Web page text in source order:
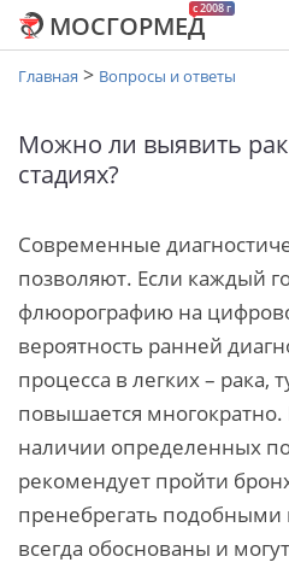
c 2008 г
МОСГОРМЕД
Главная > Вопросы и ответы
Можно ли выявить
стадиях?
Современные
позволяют. Если каждый
флюорографию на
вероятность ранней
процесса в легких – рака,
повышается многократно.
наличии определенных
рекомендует пройти
пренебрегать
всегда обоснованы и